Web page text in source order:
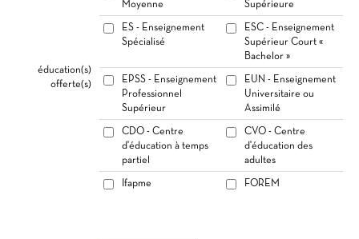
éducation(s)
offerte(s)
Moyenne
Supérieure
ES - Enseignement
Spécialisé
ESC - Enseignement
Supérieur Court «
Bachelor »
EPSS - Enseignement
Professionnel
Supérieur
EUN - Enseignement
Universitaire ou
Assimilé
CDO - Centre
d'éducation à temps
partiel
CVO - Centre
d'éducation des
adultes
Ifapme
FOREM